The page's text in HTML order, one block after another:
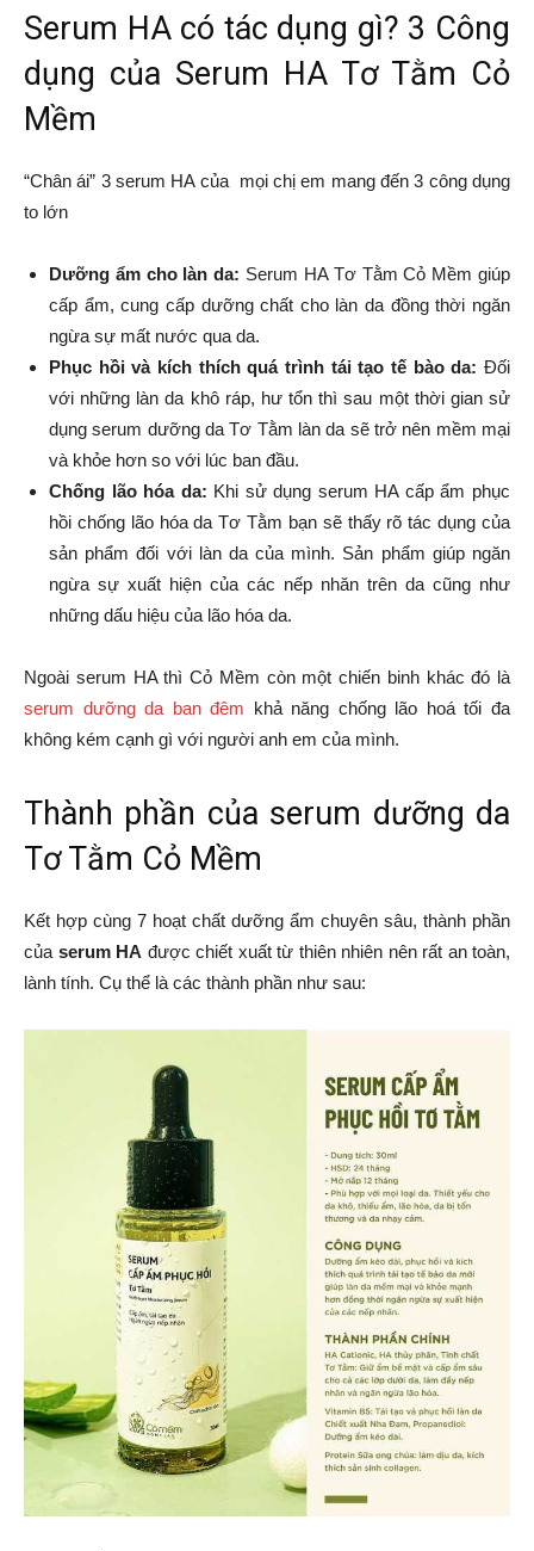
Serum HA có tác dụng gì? 3 Công
dụng của Serum HA Tơ Tằm Cỏ
Mềm
“Chân ái” 3 serum HA của mọi chị em mang đến 3 công dụng
to lớn
Dưỡng ẩm cho làn da: Serum HA Tơ Tằm Cỏ Mềm giúp
cấp ẩm, cung cấp dưỡng chất cho làn da đồng thời ngăn
ngừa sự mất nước qua da.
Phục hồi và kích thích quá trình tái tạo tế bào da: Đối
với những làn da khô ráp, hư tổn thì sau một thời gian sử
dụng serum dưỡng da Tơ Tằm làn da sẽ trở nên mềm mại
và khỏe hơn so với lúc ban đầu.
Chống lão hóa da: Khi sử dụng serum HA cấp ẩm phục
hồi chống lão hóa da Tơ Tằm bạn sẽ thấy rõ tác dụng của
sản phẩm đối với làn da của mình. Sản phẩm giúp ngăn
ngừa sự xuất hiện của các nếp nhăn trên da cũng như
những dấu hiệu của lão hóa da.
Ngoài serum HA thì Cỏ Mềm còn một chiến binh khác đó là
serum dưỡng da ban đêm khả năng chống lão hoá tối đa
không kém cạnh gì với người anh em của mình.
Thành phần của serum dưỡng da
Tơ Tằm Cỏ Mềm
Kết hợp cùng 7 hoạt chất dưỡng ẩm chuyên sâu, thành phần
của serum HA được chiết xuất từ thiên nhiên nên rất an toàn,
lành tính. Cụ thể là các thành phần như sau: